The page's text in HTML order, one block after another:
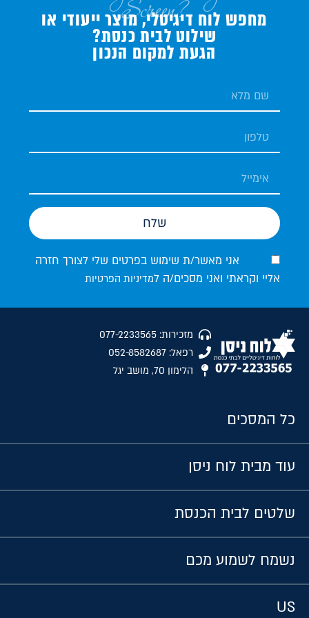
Screen?
מחפש לוח דיגיטלי, מוצר ייעודי או
שילוט לבית כנסת?
הגעת למקום הנכון
אני מאשר/ת שימוש בפרטים שלי לצורך חזרה
אליי וקראתי ואני מסכים/ה למדיניות הפרטיות
שלח
מזכירות: 077-2233565
רפאל: 052-8582687
הלימון 70, מושב יגל
כל המסכים
עוד מבית לוח ניסן
שלטים לבית הכנסת
נשמח לשמוע מכם
US